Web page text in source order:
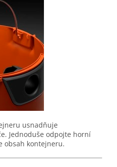
usnadňuje
Jednoduše odpojte horní
obsah kontejneru.